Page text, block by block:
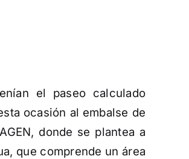
el paseo calculado
ocasión al embalse de
donde se plantea a
que comprende un área